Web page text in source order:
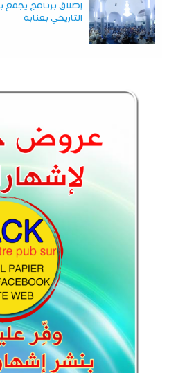
إطلاق برنامج يجمع
التاريخي بعنابة